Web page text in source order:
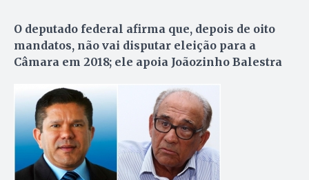
O deputado federal afirma que, depois de oito
mandatos, não vai disputar eleição para a
Câmara em 2018; ele apoia Joãozinho Balestra